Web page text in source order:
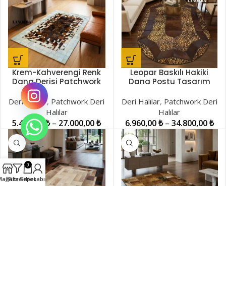
Krem-Kahverengi Renk
Dana Derisi Patchwork
Halı LNRPW000017
Deri Halılar, Patchwork Deri
Halılar
5.400,00₺ – 27.000,00₺
Leopar Baskılı Hakiki
Dana Postu Tasarım
Deri Halılar, Patchwork Deri
Halılar
6.960,00₺ – 34.800,00₺
Filtrele
0
Sepet
Hesabım